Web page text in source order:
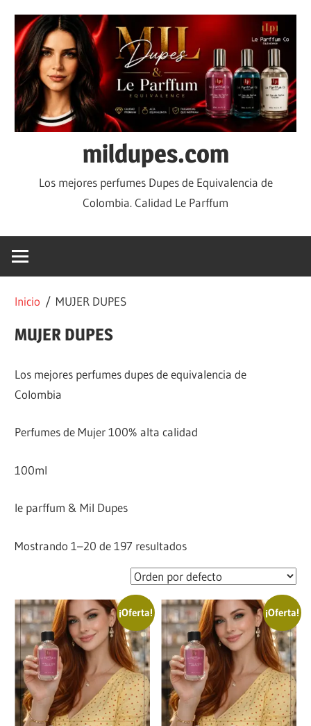
mildupes.com
Los mejores perfumes Dupes de Equivalencia de
Colombia. Calidad Le Parffum
Inicio / MUJER DUPES
MUJER DUPES
Los mejores perfumes dupes de equivalencia de
Colombia
Perfumes de Mujer 100% alta calidad
100ml
le parffum & Mil Dupes
Mostrando 1–20 de 197 resultados
¡Oferta! ¡Oferta!